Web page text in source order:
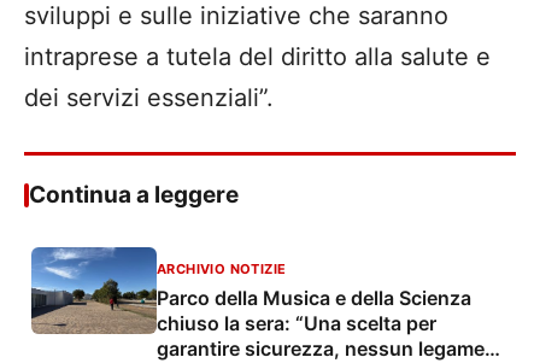
sviluppi e sulle iniziative che saranno
intraprese a tutela del diritto alla salute e
dei servizi essenziali”.
Continua a leggere
ARCHIVIO NOTIZIE
Parco della Musica e della Scienza
chiuso la sera: “Una scelta per
garantire sicurezza, nessun legame